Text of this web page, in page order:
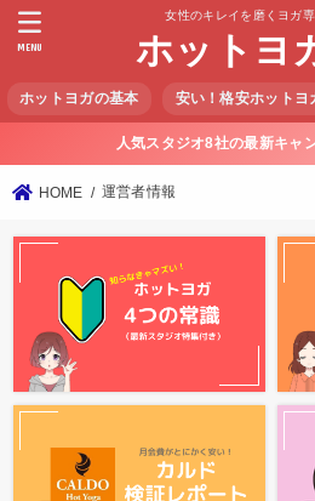
女性のキレイを磨くヨガ
ホットヨ
ホットヨガの基本 安い！格安ホットヨ
MENU
人気スタジオ8社の最新キャ
HOME 運営者情報